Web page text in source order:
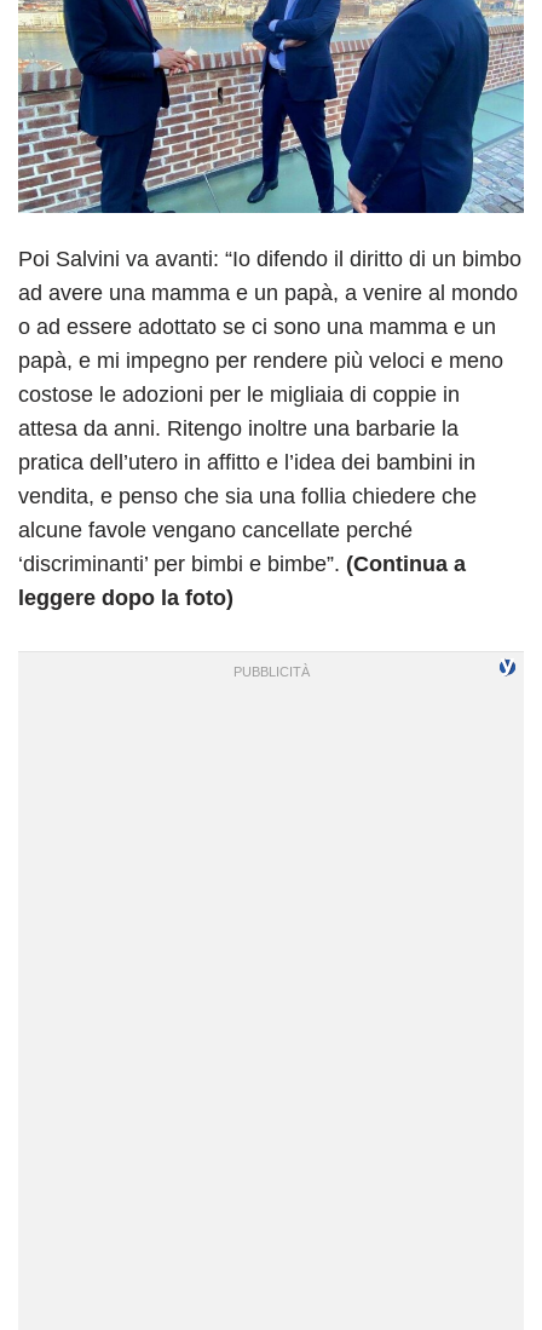
Poi Salvini va avanti: “Io difendo il diritto di un bimbo
ad avere una mamma e un papà, a venire al mondo
o ad essere adottato se ci sono una mamma e un
papà, e mi impegno per rendere più veloci e meno
costose le adozioni per le migliaia di coppie in
attesa da anni. Ritengo inoltre una barbarie la
pratica dell’utero in affitto e l’idea dei bambini in
vendita, e penso che sia una follia chiedere che
alcune favole vengano cancellate perché
‘discriminanti’ per bimbi e bimbe”. (Continua a
leggere dopo la foto)